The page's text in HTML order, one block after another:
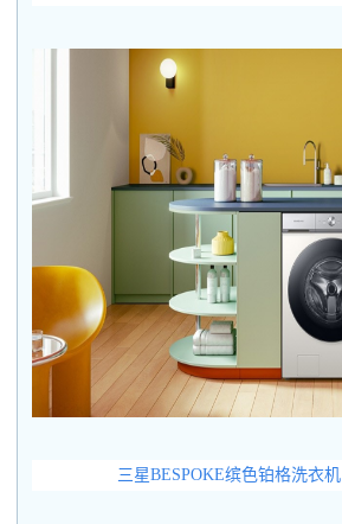
三星BESPOKE缤色铂格洗衣机